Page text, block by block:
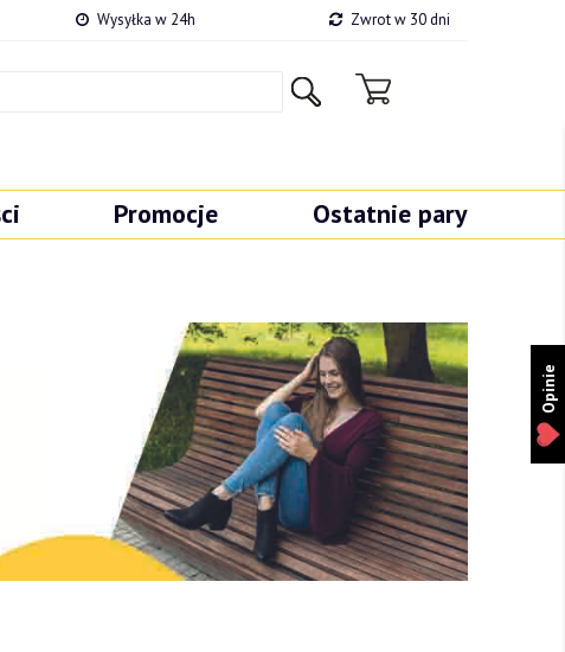
Wysyłka w 24h Zwrot w 30 dni
Promocje Ostatnie pary
Opinie